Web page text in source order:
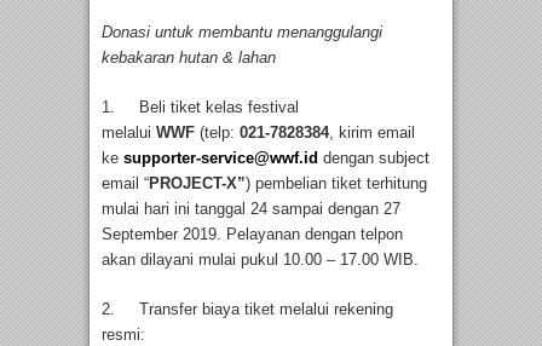
Donasi untuk membantu menanggulangi
kebakaran hutan & lahan
1. Beli tiket kelas festival
melalui WWF (telp: 021-7828384, kirim email
ke supporter-service@wwf.id dengan subject
email “PROJECT-X”) pembelian tiket terhitung
mulai hari ini tanggal 24 sampai dengan 27
September 2019. Pelayanan dengan telpon
akan dilayani mulai pukul 10.00 – 17.00 WIB.
2. Transfer biaya tiket melalui rekening
resmi: